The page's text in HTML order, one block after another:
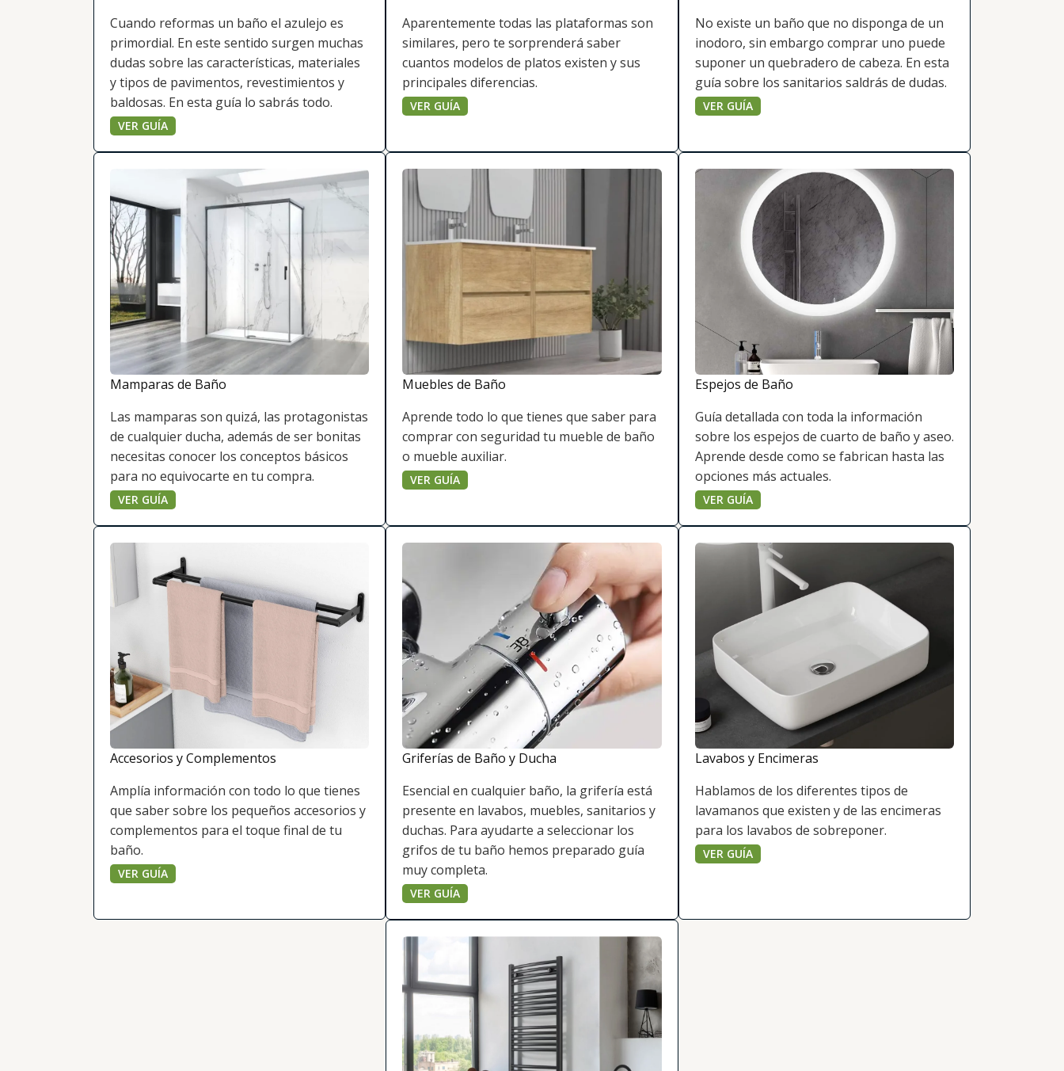
Cuando reformas un baño el azulejo es
primordial. En este sentido surgen muchas
dudas sobre las características, materiales
y tipos de pavimentos, revestimientos y
baldosas. En esta guía lo sabrás todo.
VER GUÍA
Aparentemente todas las plataformas son
similares, pero te sorprenderá saber
cuantos modelos de platos existen y sus
principales diferencias.
VER GUÍA
No existe un baño que no disponga de un
inodoro, sin embargo comprar uno puede
suponer un quebradero de cabeza. En esta
guía sobre los sanitarios saldrás de dudas.
VER GUÍA
Mamparas de Baño
Las mamparas son quizá, las protagonistas
de cualquier ducha, además de ser bonitas
necesitas conocer los conceptos básicos
para no equivocarte en tu compra.
VER GUÍA
Muebles de Baño
Aprende todo lo que tienes que saber para
comprar con seguridad tu mueble de baño
o mueble auxiliar.
VER GUÍA
Espejos de Baño
Guía detallada con toda la información
sobre los espejos de cuarto de baño y aseo.
Aprende desde como se fabrican hasta las
opciones más actuales.
VER GUÍA
Accesorios y Complementos
Amplía información con todo lo que tienes
que saber sobre los pequeños accesorios y
complementos para el toque final de tu
baño.
VER GUÍA
Griferías de Baño y Ducha
Esencial en cualquier baño, la grifería está
presente en lavabos, muebles, sanitarios y
duchas. Para ayudarte a seleccionar los
grifos de tu baño hemos preparado guía
muy completa.
VER GUÍA
Lavabos y Encimeras
Hablamos de los diferentes tipos de
lavamanos que existen y de las encimeras
para los lavabos de sobreponer.
VER GUÍA